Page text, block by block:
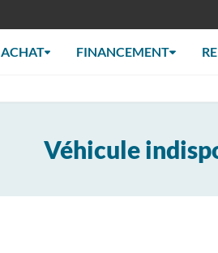
ACHAT FINANCEMENT
Véhicule